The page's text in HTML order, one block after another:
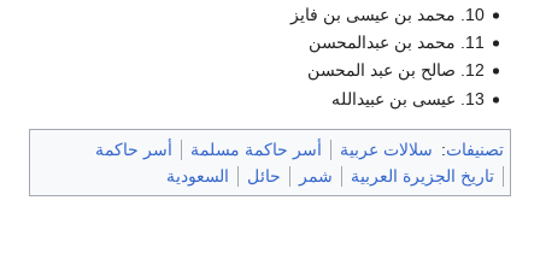
10. محمد بن عيسى بن فايز
11. محمد بن عبدالمحسن
12. صالح بن عبد المحسن
13. عيسى بن عبيدالله
تصنيفات: سلالات عربية أسر حاكمة مسلمة
أسر حاكمة
تاريخ الجزيرة العربية
شمر حائل السعودية